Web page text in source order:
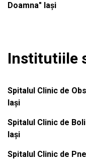
Doamna" Iași
Institutiile
Spitalul Clinic de
Iași
Spitalul Clinic de
Iași
Spitalul Clinic de